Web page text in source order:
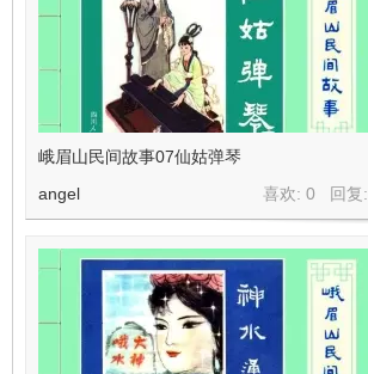
峨眉山民间故事07仙姑弹琴
喜欢: 0 回复:
angel